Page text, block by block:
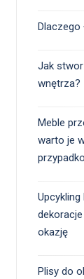
Dlaczego
Jak
wnętrza?
Meble
warto je
okazję
Plisy do